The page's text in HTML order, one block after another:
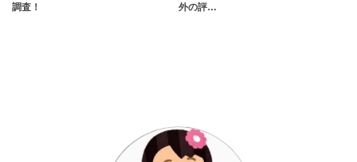
調査！
外の評…